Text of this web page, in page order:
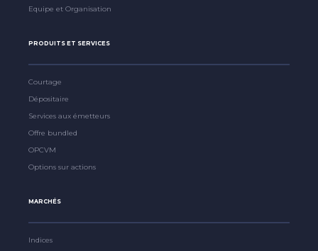
Equipe et Organisation
PRODUITS ET SERVICES
Courtage
Dépositaire
Services aux émetteurs
Offre bundled
OPCVM
Options sur actions
MARCHÉS
Indices